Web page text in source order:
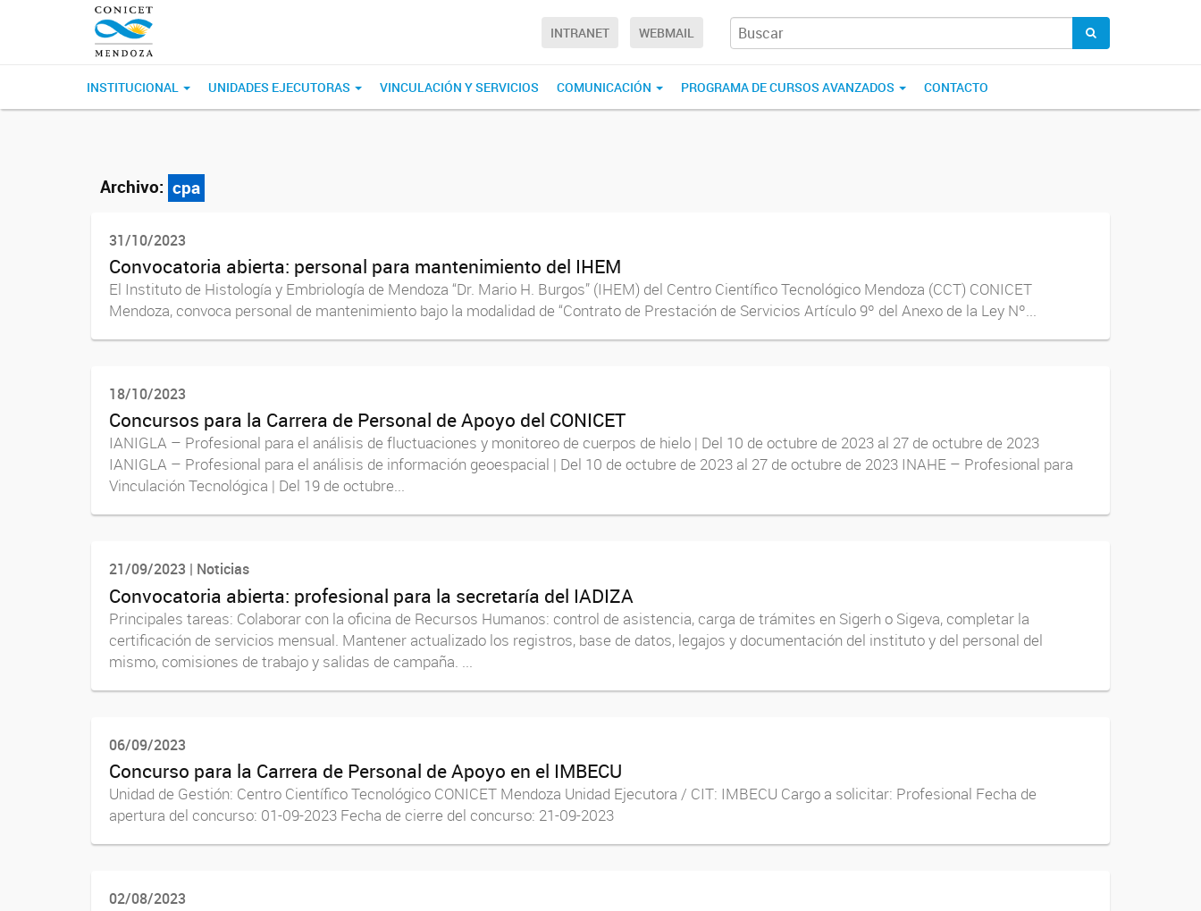
INTRANET WEBMAIL
INSTITUCIONAL UNIDADES EJECUTORAS VINCULACIÓN Y SERVICIOS COMUNICACIÓN PROGRAMA DE CURSOS AVANZADOS CONTACTO
Archivo: cpa
31/10/2023
Convocatoria abierta: personal para mantenimiento del IHEM
El Instituto de Histología y Embriología de Mendoza “Dr. Mario H. Burgos” (IHEM) del Centro Científico Tecnológico Mendoza (CCT) CONICET
Mendoza, convoca personal de mantenimiento bajo la modalidad de “Contrato de Prestación de Servicios Artículo 9º del Anexo de la Ley Nº...
18/10/2023
Concursos para la Carrera de Personal de Apoyo del CONICET
IANIGLA – Profesional para el análisis de fluctuaciones y monitoreo de cuerpos de hielo | Del 10 de octubre de 2023 al 27 de octubre de 2023
IANIGLA – Profesional para el análisis de información geoespacial | Del 10 de octubre de 2023 al 27 de octubre de 2023 INAHE – Profesional para
Vinculación Tecnológica | Del 19 de octubre...
21/09/2023 | Noticias
Convocatoria abierta: profesional para la secretaría del IADIZA
Principales tareas: Colaborar con la oficina de Recursos Humanos: control de asistencia, carga de trámites en Sigerh o Sigeva, completar la
certificación de servicios mensual. Mantener actualizado los registros, base de datos, legajos y documentación del instituto y del personal del
mismo, comisiones de trabajo y salidas de campaña. ...
06/09/2023
Concurso para la Carrera de Personal de Apoyo en el IMBECU
Unidad de Gestión: Centro Científico Tecnológico CONICET Mendoza Unidad Ejecutora / CIT: IMBECU Cargo a solicitar: Profesional Fecha de
apertura del concurso: 01-09-2023 Fecha de cierre del concurso: 21-09-2023
02/08/2023